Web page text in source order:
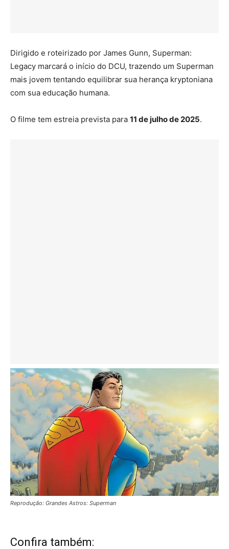
Dirigido e roteirizado por James Gunn, Superman:
Legacy marcará o início do DCU, trazendo um Superman
mais jovem tentando equilibrar sua herança kryptoniana
com sua educação humana.
O filme tem estreia prevista para 11 de julho de 2025.
Reprodução: Grandes Astros: Superman
Confira também: